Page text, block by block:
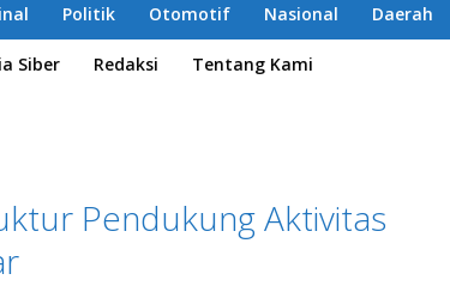
Politik Otomotif Nasional Daerah
Siber Redaksi Tentang Kami
Pendukung Aktivitas